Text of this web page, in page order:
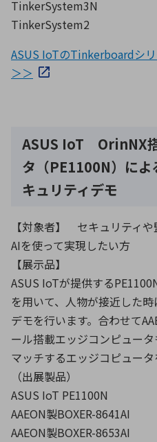
TinkerSystem3N
TinkerSystem2
ASUS IoTのTinkerboardシ
＞＞
ASUS IoT OrinNX
タ（PE1100N）によ
キュリティデモ
【対象者】 セキュリティ
AIを使って実現したい方
【展示品】
ASUS IoTが提供する
を用いて、人物が接近した
デモを行います。合わせて
ール搭載エッジコンピュー
マッチするエッジコピュータ
（出展製品）
ASUS IoT PE1100N
AAEON製BOXER-8641AI
AAEON製BOXER-8653AI